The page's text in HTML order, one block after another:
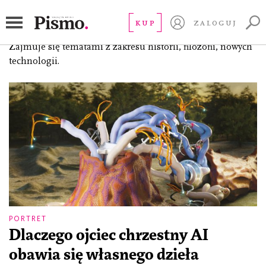
KUP ZALOGUJ
dziennikarz i redaktor „New Yorkera” od 2012 roku.
Zajmuje się tematami z zakresu historii, filozofii, nowych
technologii.
PORTRET
Dlaczego ojciec chrzestny AI
obawia się własnego dzieła